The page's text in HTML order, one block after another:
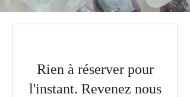
Rien à réserver pour
l'instant. Revenez nous